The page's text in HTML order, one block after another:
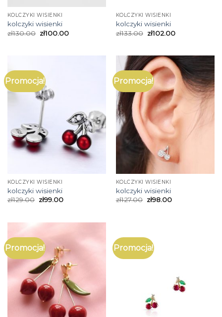
KOLCZYKI WISIENKI
kolczyki wisienki
zł130.00 zł100.00
KOLCZYKI WISIENKI
kolczyki wisienki
zł133.00 zł102.00
Promocja!
KOLCZYKI WISIENKI
kolczyki wisienki
zł129.00 zł99.00
Promocja!
KOLCZYKI WISIENKI
kolczyki wisienki
zł127.00 zł98.00
Promocja! Promocja!